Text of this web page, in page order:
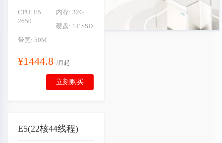
CPU: E5
2650
内存: 32G
硬盘: 1T SSD
带宽: 50M
¥1444.8 /月起
立刻购买
E5(22核44线程)